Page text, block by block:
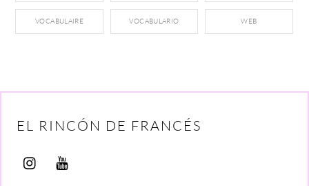
VOCABULAIRE VOCABULARIO WEB
EL RINCÓN DE FRANCÉS